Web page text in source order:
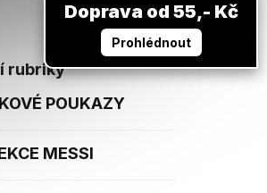
rubriky
POUKAZY
MESSI
Doprava od 55,- Kč
Prohlédnout